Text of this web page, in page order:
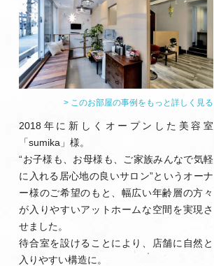
> このお部屋の事例をもっと詳しく見る
2018年に新しくオープンした美容室
「sumika」様。
“お子様も、お母様も、ご家族みんなで気軽
に入れる居心地の良いサロン”というオーナ
ー様のご希望のもと、幅広い年齢層の方々
が入りやすいアットホームな空間を実現さ
せました。
待合室を設けることにより、店舗に自然と
入りやすい構造に。